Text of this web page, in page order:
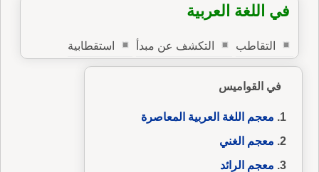
في اللغة العربية
التقاطب التكشف عن مبدأ استقطابية
في القواميس
معجم اللغة العربية المعاصرة
معجم الغني
معجم الرائد